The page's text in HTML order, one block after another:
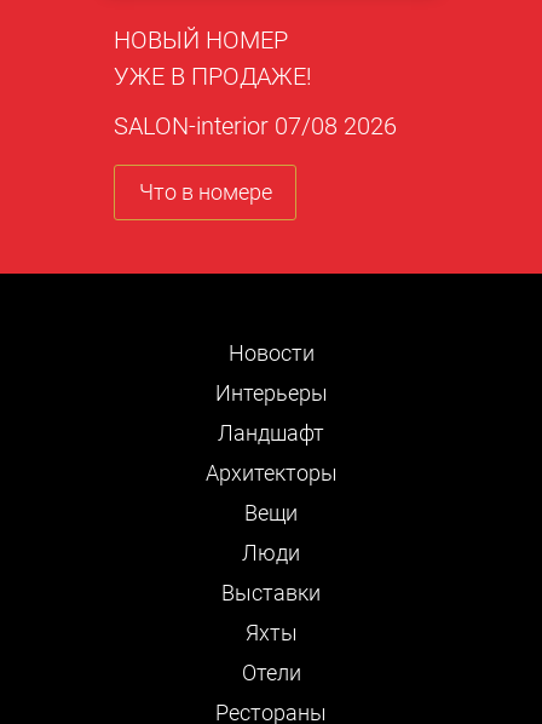
НОВЫЙ НОМЕР
УЖЕ В ПРОДАЖЕ!
SALON-interior 07/08 2026
Что в номере
Новости
Интерьеры
Ландшафт
Архитекторы
Вещи
Люди
Выставки
Яхты
Отели
Рестораны